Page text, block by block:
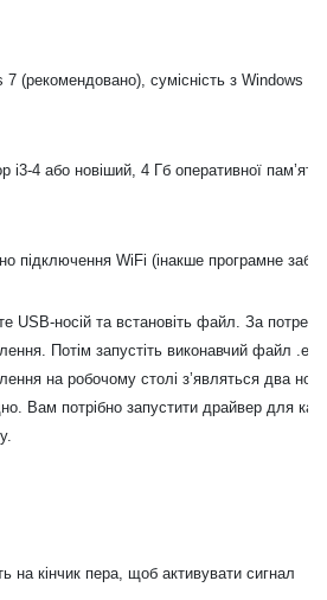
7 (рекомендовано), сумісність з Windows 10
i3-4 або новіший, 4 Гб оперативної
підключення WiFi (інакше програмне
USB-носій та встановіть файл. За
Потім запустіть виконавчий файл
на робочому столі з’являться два
Вам потрібно запустити драйвер для
на кінчик пера, щоб активувати сигнал